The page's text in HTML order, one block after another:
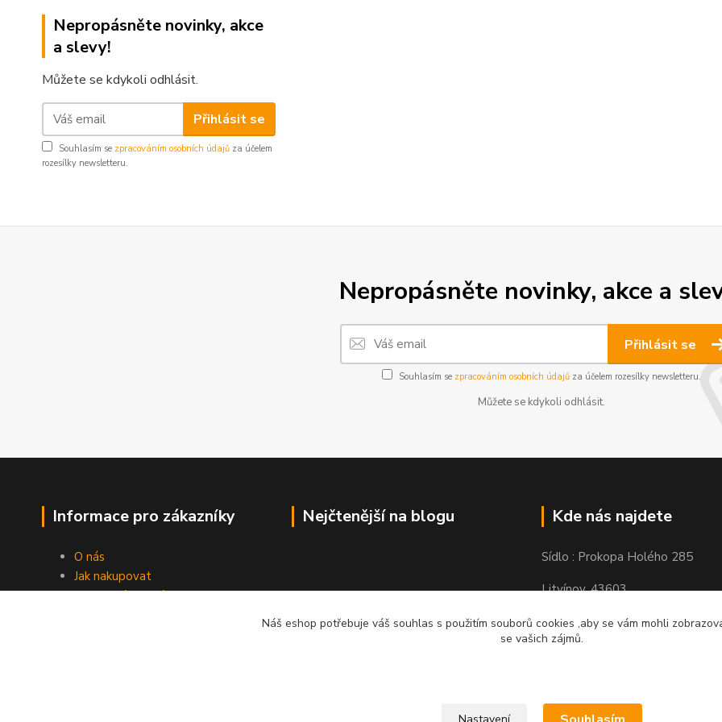
Nepropásněte novinky, akce
a slevy!
Můžete se kdykoli odhlásit.
Přihlásit se
Souhlasím se zpracováním osobních údajů za účelem
rozesílky newsletteru.
Nepropásněte novinky, akce a
Přihlásit se
Souhlasím se zpracováním osobních údajů za účelem rozesílky newsletteru.
Můžete se kdykoli odhlásit.
Informace pro zákazníky
O nás
Jak nakupovat
Obchodní podmínky
Nejčtenější na blogu Kde nás najdete
Sídlo : Prokopa Holého 285
Litvínov, 43603
Výdejní místo: Chudeřínská 109
Náš eshop potřebuje váš souhlas s použitím souborů cookies ,aby se vám mohli
se vašich zájmů.